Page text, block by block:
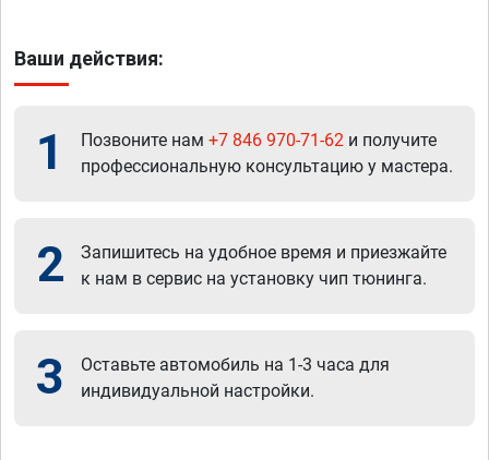
Ваши действия:
1 Позвоните нам +7 846 970-71-62 и получите
профессиональную консультацию у мастера.
2
Запишитесь на удобное время и приезжайте
к нам в сервис на установку чип тюнинга.
3
Оставьте автомобиль на 1-3 часа для
индивидуальной настройки.